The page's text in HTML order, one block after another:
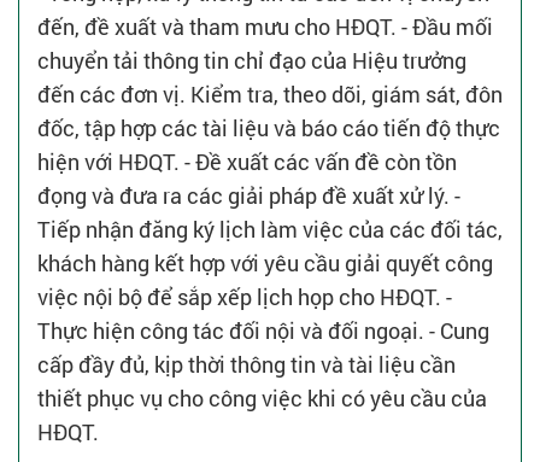
đến, đề xuất và tham mưu cho HĐQT. - Đầu mối
chuyển tải thông tin chỉ đạo của Hiệu trưởng
đến các đơn vị. Kiểm tra, theo dõi, giám sát, đôn
đốc, tập hợp các tài liệu và báo cáo tiến độ thực
hiện với HĐQT. - Đề xuất các vấn đề còn tồn
đọng và đưa ra các giải pháp đề xuất xử lý. -
Tiếp nhận đăng ký lịch làm việc của các đối tác,
khách hàng kết hợp với yêu cầu giải quyết công
việc nội bộ để sắp xếp lịch họp cho HĐQT. -
Thực hiện công tác đối nội và đối ngoại. - Cung
cấp đầy đủ, kịp thời thông tin và tài liệu cần
thiết phục vụ cho công việc khi có yêu cầu của
HĐQT.